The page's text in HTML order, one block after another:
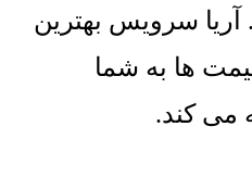
آریا سرویس بهترین
ها به شما
می کند.